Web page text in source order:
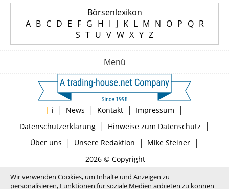
Börsenlexikon
A B C D E F G H I J K L M N O P Q R
S T U V W X Y Z
Menü
| i | News | Kontakt | Impressum |
Datenschutzerklärung| Hinweise zum Datenschutz |
Über uns | Unsere Redaktion | Mike Steiner|
2026 © Copyright
Wir verwenden Cookies, um Inhalte und Anzeigen zu
personalisieren, Funktionen für soziale Medien anbieten zu können